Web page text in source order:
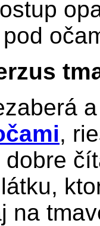
,
dobre
na